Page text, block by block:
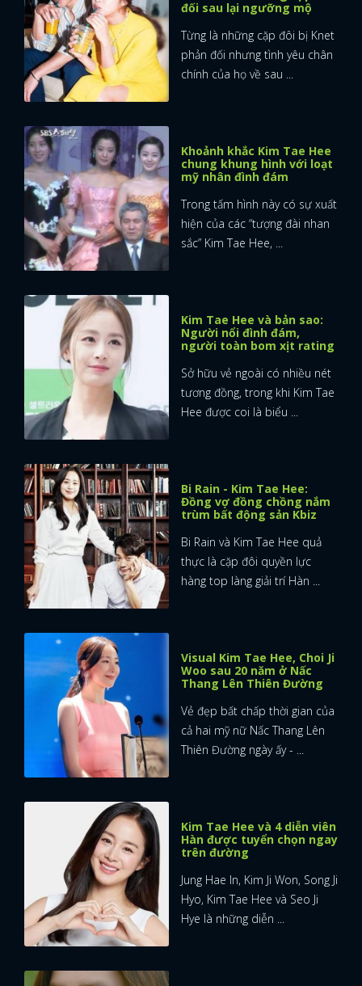
đối sau lại ngưỡng mộ
Từng là những cặp đôi bị Knet
phản đối nhưng tình yêu chân
chính của họ về sau ...
Khoảnh khắc Kim Tae Hee
chung khung hình với loạt
mỹ nhân đình đám
Trong tấm hình này có sự xuất
hiện của các “tượng đài nhan
sắc” Kim Tae Hee, ...
Kim Tae Hee và bản sao:
Người nổi đình đám,
người toàn bom xịt rating
Sở hữu vẻ ngoài có nhiều nét
tương đồng, trong khi Kim Tae
Hee được coi là biểu ...
Bi Rain - Kim Tae Hee:
Đồng vợ đồng chồng nắm
trùm bất động sản Kbiz
Bi Rain và Kim Tae Hee quả
thực là cặp đôi quyền lực
hàng top làng giải trí Hàn ...
Visual Kim Tae Hee, Choi Ji
Woo sau 20 năm ở Nấc
Thang Lên Thiên Đường
Vẻ đẹp bất chấp thời gian của
cả hai mỹ nữ Nấc Thang Lên
Thiên Đường ngày ấy - ...
Kim Tae Hee và 4 diễn viên
Hàn được tuyển chọn ngay
trên đường
Jung Hae In, Kim Ji Won, Song Ji
Hyo, Kim Tae Hee và Seo Ji
Hye là những diễn ...